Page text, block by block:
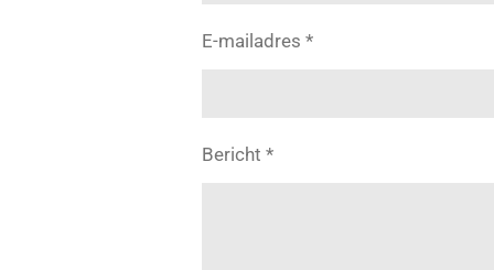
E-mailadres *
Bericht *